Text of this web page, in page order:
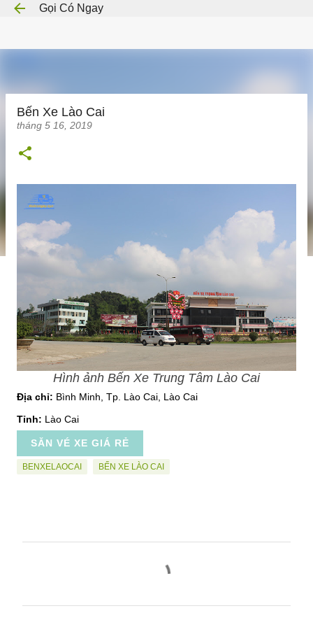
Chuyển đến nội dung chính
Gọi Có Ngay
Bến Xe Lào Cai
tháng 5 16, 2019
Hình ảnh Bến Xe Trung Tâm Lào Cai
Địa chỉ: Bình Minh, Tp. Lào Cai, Lào Cai
Tỉnh: Lào Cai
SĂN VÉ XE GIÁ RẺ
BENXELAOCAI BẾN XE LÀO CAI
ậ